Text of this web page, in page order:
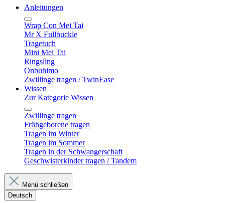
Anleitungen
Wrap Con Mei Tai
Mr X Fullbuckle
Tragetuch
Mini Mei Tai
Ringsling
Onbuhimo
Zwillinge tragen / TwinEase
Wissen
Zur Kategorie Wissen
Zwillinge tragen
Frühgeborene tragen
Tragen im Winter
Tragen im Sommer
Tragen in der Schwangerschaft
Geschwisterkinder tragen / Tandem
Menü schließen
Deutsch